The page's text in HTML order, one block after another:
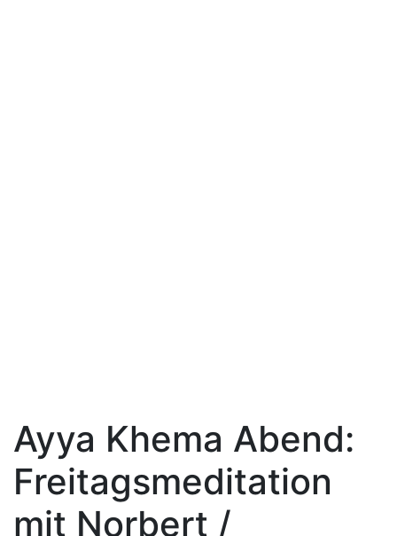
Ayya Khema Abend:
Freitagsmeditation
mit Norbert /